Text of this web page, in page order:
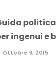
ingenui e
Ottobre 9, 2015